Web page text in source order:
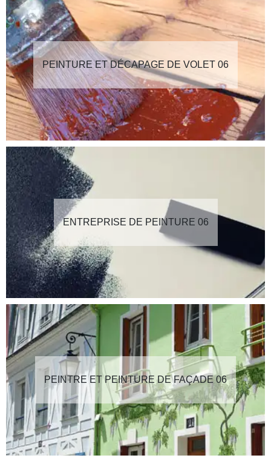
PEINTURE ET DÉCAPAGE DE VOLET 06
ENTREPRISE DE PEINTURE 06
PEINTRE ET PEINTURE DE FAÇADE 06